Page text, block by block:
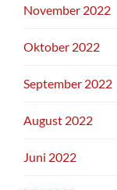
November 2022
Oktober 2022
September 2022
August 2022
Juni 2022